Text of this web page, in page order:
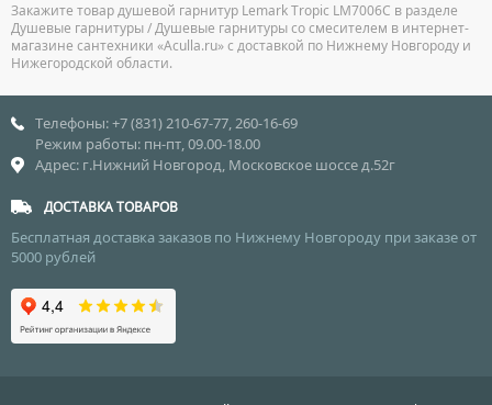
Закажите товар душевой гарнитур Lemark Tropic LM7006C в разделе
Душевые гарнитуры / Душевые гарнитуры со смесителем в интернет-
магазине сантехники «Aculla.ru» с доставкой по Нижнему Новгороду и
Нижегородской области.
Телефоны: +7 (831) 210-67-77, 260-16-69
Режим работы: пн-пт, 09.00-18.00
Адрес: г.Нижний Новгород, Московское шоссе д.52г
ДОСТАВКА ТОВАРОВ
Бесплатная доставка заказов по Нижнему Новгороду при заказе от
5000 рублей